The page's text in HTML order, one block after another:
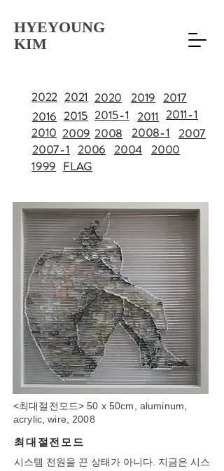
HYEYOUNG
KIM
2022 2021 2020 2019 2017
2016 2015 2015-1 2011 2011-1
2010 2009 2008 2008-1
2007
2007-1 2006 2004 2000
1999 FLAG
<최대절전모드> 50 x 50cm, aluminum,
acrylic, wire, 2008
최대절전모드
시스템 전원을 끈 상태가 아니다. 지금은 시스